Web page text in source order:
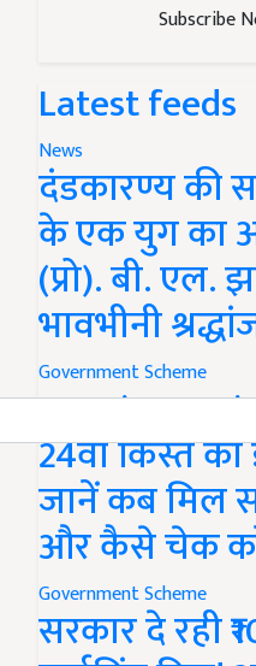
Subscribe
Latest feeds
News
दंडकारण्य की
के एक युग का
(प्रो). बी. एल.
भावभीनी
Government Scheme
PM Kisan
24वीं किस्त
जानें कब मिल
और कैसे चेक
Government Scheme
सरकार दे रही